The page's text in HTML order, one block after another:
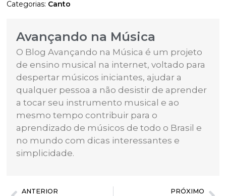
Categorias: Canto
Avançando na Música
O Blog Avançando na Música é um projeto
de ensino musical na internet, voltado para
despertar músicos iniciantes, ajudar a
qualquer pessoa a não desistir de aprender
a tocar seu instrumento musical e ao
mesmo tempo contribuir para o
aprendizado de músicos de todo o Brasil e
no mundo com dicas interessantes e
simplicidade.
ANTERIOR PRÓXIMO